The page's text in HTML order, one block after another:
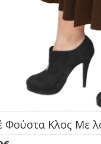
Φούστα Κλος Με